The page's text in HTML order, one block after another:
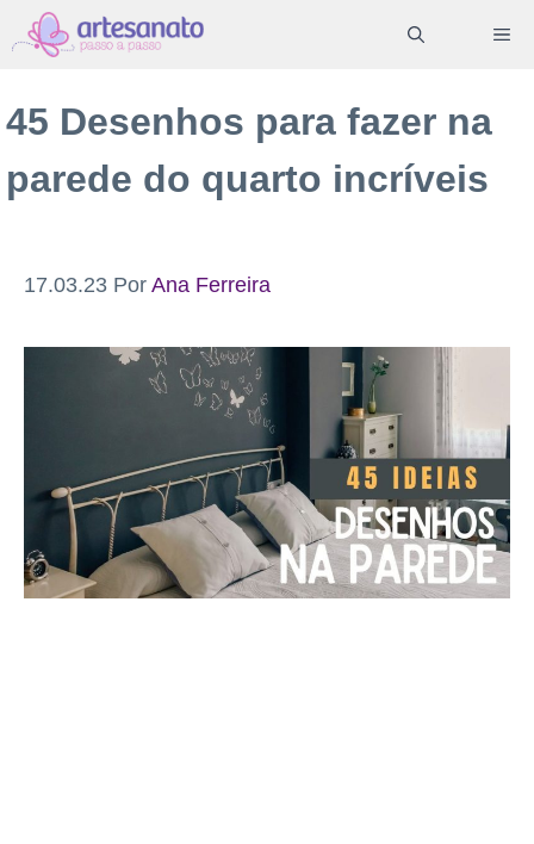
Pular
para
conteúdo
45 Desenhos para fazer na
parede do quarto incríveis
17.03.23 Por Ana Ferreira